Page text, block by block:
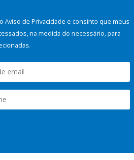
Aviso de Privacidade e consinto que meus
na medida do necessário, para